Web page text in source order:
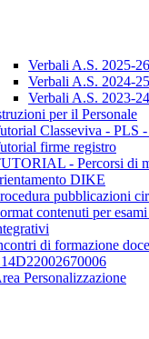
Verbali A.S. 2025-26
Verbali A.S. 2024-25
Verbali A.S. 2023-24
per il Personale
Classeviva - PLS
firme registro
- Percorsi di
DIKE
pubblicazioni
contenuti per
di formazione
Personalizzazione